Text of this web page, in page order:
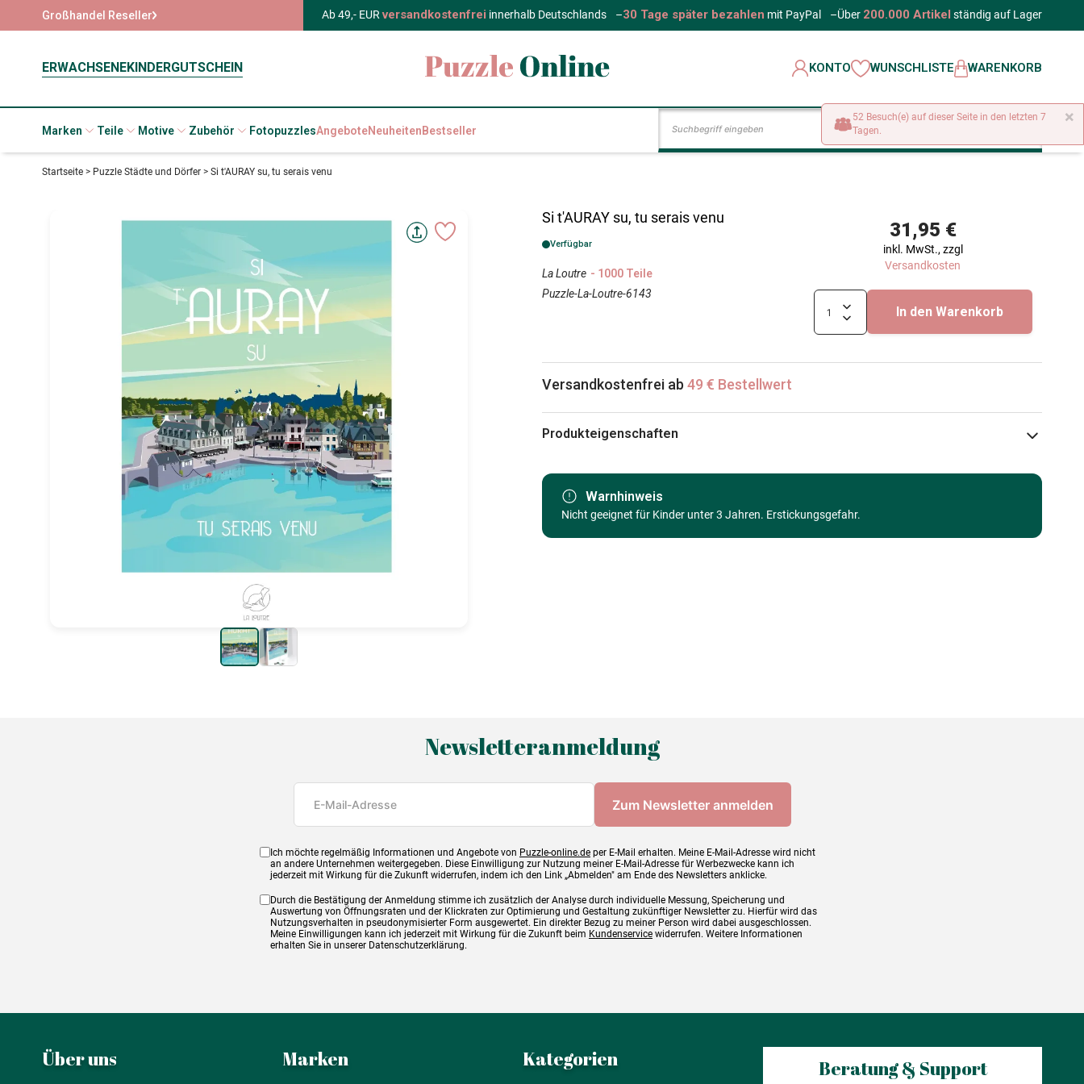
Großhandel Reseller Ab 49,- EURversandkostenfrei innerhalb Deutschlands –30 Tage später bezahlen mit PayPal –Über 200.000 Artikel ständig auf Lager
ERWACHSENEKINDERGUTSCHEIN KONTO WUNSCHLISTE WARENKORB
Marken Teile Motive Zubehör FotopuzzlesAngeboteNeuheitenBestseller
Startseite > Puzzle Städte und Dörfer > Si t'AURAY su, tu serais venu
Si t'AURAY su, tu serais venu
Verfügbar
La Loutre - 1000 Teile
Puzzle-La-Loutre-6143
31,95 €
inkl. MwSt., zzgl
Versandkosten
In den Warenkorb
Versandkostenfrei ab 49 € Bestellwert
Produkteigenschaften
Kategorie
Puzzle für Erwachsene (500 bis 48000 Teile)
Warnhinweis
Nicht geeignet für Kinder unter 3 Jahren. Erstickungsgefahr.
Newsletteranmeldung
Ich möchte regelmäßig Informationen und Angebote von Puzzle-online.de per E-Mail erhalten. Meine E-Mail-Adresse wird nicht
an andere Unternehmen weitergegeben. Diese Einwilligung zur Nutzung meiner E-Mail-Adresse für Werbezwecke kann ich
jederzeit mit Wirkung für die Zukunft widerrufen, indem ich den Link „Abmelden" am Ende des Newsletters anklicke.
Durch die Bestätigung der Anmeldung stimme ich zusätzlich der Analyse durch individuelle Messung, Speicherung und
Auswertung von Öffnungsraten und der Klickraten zur Optimierung und Gestaltung zukünftiger Newsletter zu. Hierfür wird das
Nutzungsverhalten in pseudonymisierter Form ausgewertet. Ein direkter Bezug zu meiner Person wird dabei ausgeschlossen.
Meine Einwilligungen kann ich jederzeit mit Wirkung für die Zukunft beim Kundenservice widerrufen. Weitere Informationen
erhalten Sie in unserer Datenschutzerklärung.
Über uns Marken Kategorien Beratung & Support
×
52 Besuch(e) auf dieser Seite in den letzten 7
Tagen.